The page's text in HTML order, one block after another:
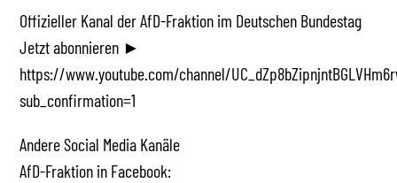
Offizieller Kanal der AfD-Fraktion im Deutschen Bundestag
Jetzt abonnieren ►
https://www.youtube.com/channel/
sub_confirmation=1
Andere Social Media Kanäle
AfD-Fraktion in Facebook: